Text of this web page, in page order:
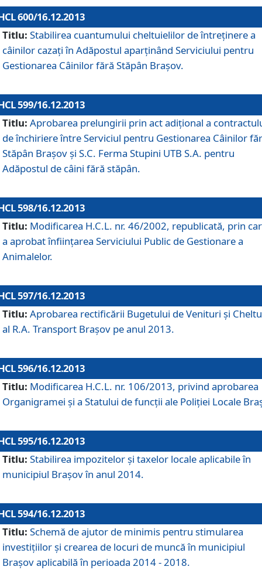
600/16.12.2013
Titlu: Stabilirea cuantumului cheltuielilor de întreţinere a
câinilor cazaţi în Adăpostul aparţinând Serviciului pentru
Gestionarea Câinilor fără Stăpân Braşov.
599/16.12.2013
Titlu: Aprobarea prelungirii prin act adiţional a
de închiriere între Serviciul pentru Gestionarea Câinilor
Stăpân Braşov şi S.C. Ferma Stupini UTB S.A. pentru
Adăpostul de câini fără stăpân.
598/16.12.2013
Titlu: Modificarea H.C.L. nr. 46/2002, republicată, prin
a aprobat înfiinţarea Serviciului Public de Gestionare a
Animalelor.
597/16.12.2013
Titlu: Aprobarea rectificării Bugetului de Venituri şi
al R.A. Transport Braşov pe anul 2013.
596/16.12.2013
Titlu: Modificarea H.C.L. nr. 106/2013, privind aprobarea
Organigramei şi a Statului de funcţii ale Poliţiei Locale
595/16.12.2013
Titlu: Stabilirea impozitelor şi taxelor locale aplicabile în
municipiul Braşov în anul 2014.
594/16.12.2013
Titlu: Schemă de ajutor de minimis pentru stimularea
investiţiilor şi crearea de locuri de muncă în municipiul
Braşov aplicabilă în perioada 2014 - 2018.